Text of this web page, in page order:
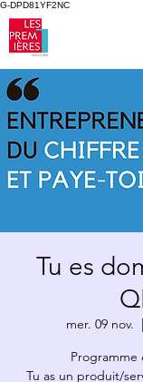
G-DPD81YF2NC
Tu es
mer. 09 nov.
  |
Programme
Tu as un produit/